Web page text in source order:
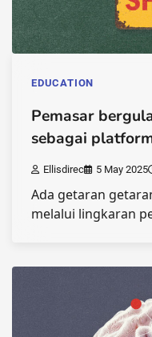
EDUCATION
Pemasar
sebagai
Ellisdirec 5 May 2025
Ada getaran
melalui lingkaran